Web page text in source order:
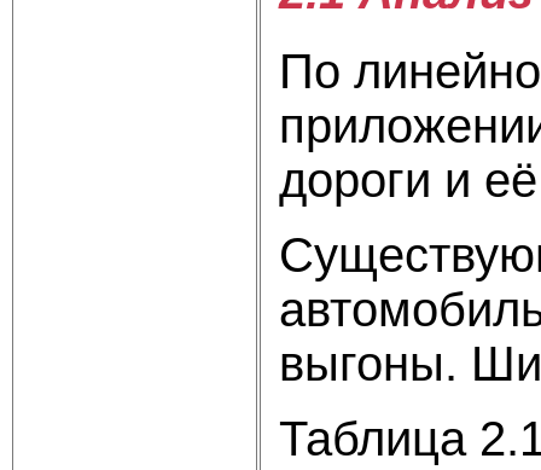
По
дороги и
выгоны.
Таблица